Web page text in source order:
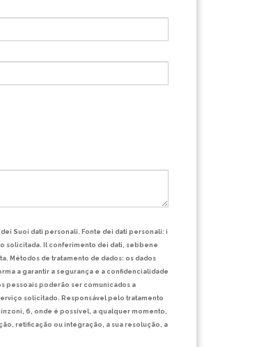
Suoi dati personali. Fonte dei dati personali: i
solicitada. Il conferimento dei dati, sebbene
Métodos de tratamento de dados: os dados
a garantir a segurança e a confidencialidade
pessoais poderão ser comunicados a
solicitado. Responsável pelo tratamento
6, onde é possível, a qualquer momento,
retificação ou integração, a sua resolução, a